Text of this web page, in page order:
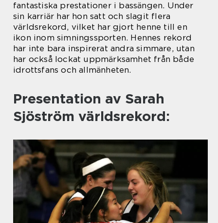
fantastiska prestationer i bassängen. Under
sin karriär har hon satt och slagit flera
världsrekord, vilket har gjort henne till en
ikon inom simningssporten. Hennes rekord
har inte bara inspirerat andra simmare, utan
har också lockat uppmärksamhet från både
idrottsfans och allmänheten.
Presentation av Sarah
Sjöström världsrekord: